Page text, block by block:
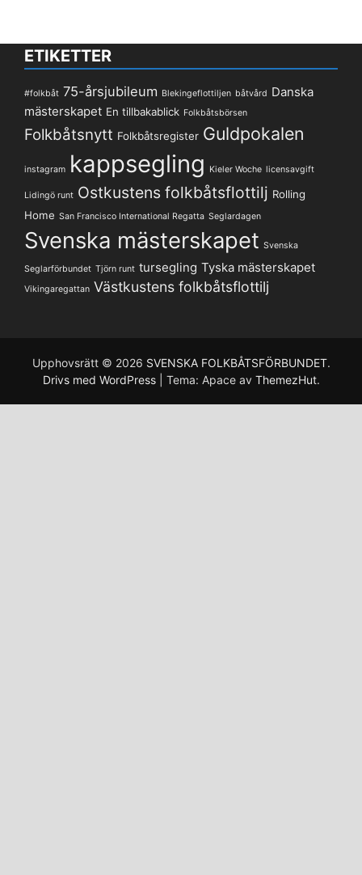
ETIKETTER
#folkbåt 75-årsjubileum Blekingeflottiljen båtvård Danska
mästerskapet En tillbakablick Folkbåtsbörsen
Folkbåtsnytt Folkbåtsregister Guldpokalen
instagram kappsegling Kieler Woche licensavgift
Lidingö runt Ostkustens folkbåtsflottilj Rolling
Home San Francisco International Regatta Seglardagen
Svenska mästerskapet Svenska
Seglarförbundet Tjörn runt tursegling Tyska mästerskapet
Vikingaregattan Västkustens folkbåtsflottilj
Upphovsrätt © 2026 SVENSKA FOLKBÅTSFÖRBUNDET.
Drivs med WordPress
Tema: Apace av ThemezHut.